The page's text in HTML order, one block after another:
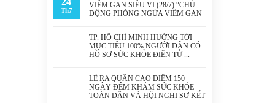
Th7
VIÊM GAN SIÊU VI (28/7) “CHỦ
ĐỘNG PHÒNG NGỪA VIÊM GAN
TP. HỒ CHÍ MINH HƯỚNG TỚI
MỤC TIÊU 100% NGƯỜI DÂN CÓ
HỒ SƠ SỨC KHỎE ĐIỆN TỬ
LỄ RA QUÂN CAO ĐIỂM 150
NGÀY ĐÊM KHÁM SỨC KHỎE
TOÀN DÂN VÀ HỘI NGHỊ SƠ KẾT